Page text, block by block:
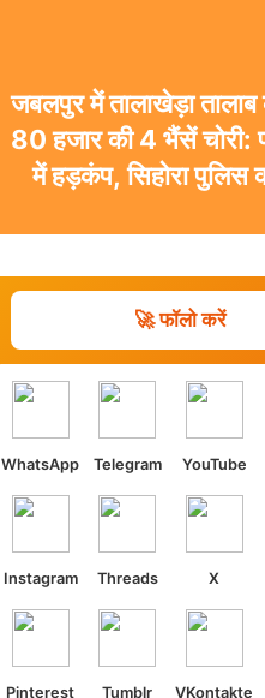
जबलपुर में तालाखेड़ा
80 हजार की 4 भैंसें चोरी:
में हड़कंप, सिहोरा पुलिस
🚀 फॉलो करें
WhatsApp Telegram YouTube
Instagram Threads X
Pinterest Tumblr VKontakte